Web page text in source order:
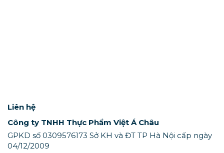
Liên hệ
Công ty TNHH Thực Phẩm Việt Á Châu
GPKD số 0309576173 Sở KH và ĐT TP Hà Nội cấp ngày
04/12/2009